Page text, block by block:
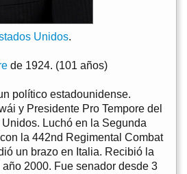
Unidos.
de 1924. (101 años)
político estadounidense.
y Presidente Pro Tempore del
Luchó en la Segunda
la 442nd Regimental Combat
un brazo en Italia. Recibió la
2000. Fue senador desde 3